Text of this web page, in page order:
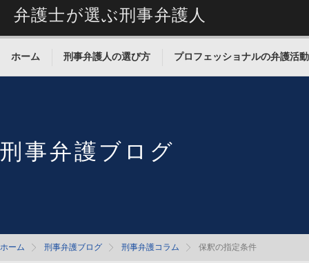
弁護士が選ぶ刑事弁護人
ホーム 刑事弁護人の選び方 プロフェッショナルの弁護活動
刑事弁護ブログ
ホーム 刑事弁護ブログ 刑事弁護コラム 保釈の指定条件